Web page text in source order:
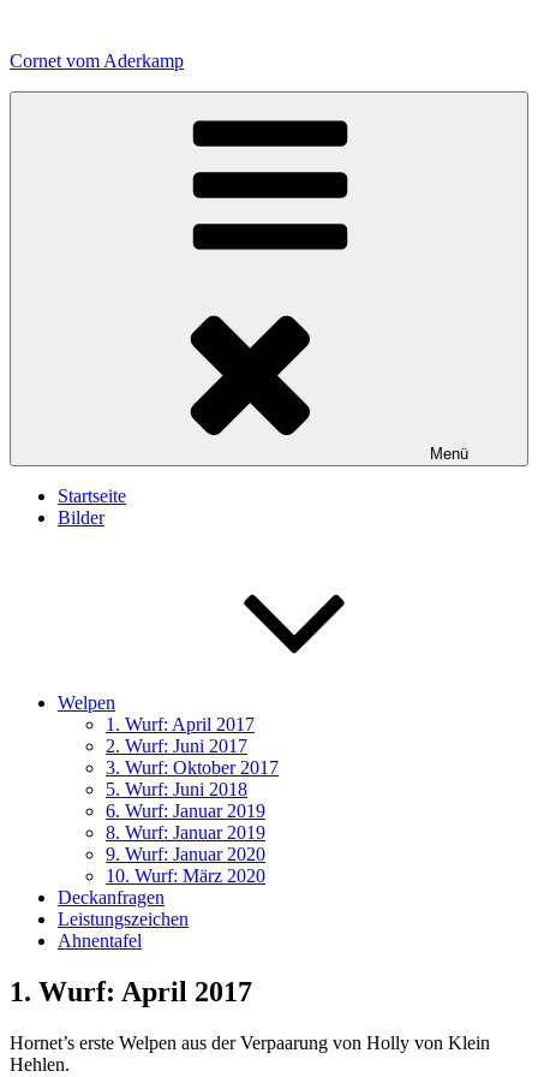
springen
Cornet vom Aderkamp
Menü
Startseite
Bilder
Welpen
1. Wurf: April 2017
2. Wurf: Juni 2017
3. Wurf: Oktober 2017
5. Wurf: Juni 2018
6. Wurf: Januar 2019
8. Wurf: Januar 2019
9. Wurf: Januar 2020
10. Wurf: März 2020
Deckanfragen
Leistungszeichen
Ahnentafel
1. Wurf: April 2017
Hornet’s erste Welpen aus der Verpaarung von Holly von Klein
Hehlen.